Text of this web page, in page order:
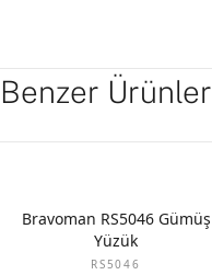
Benzer Ürünler
Bravoman RS5046 Gümüş
Yüzük
RS5046